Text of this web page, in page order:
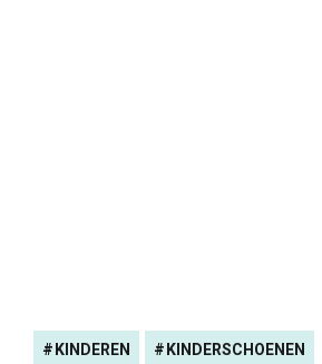
KINDEREN KINDERSCHOENEN